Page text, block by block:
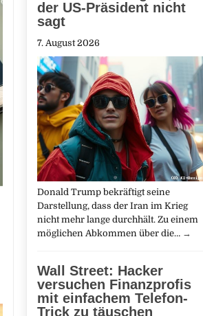
der US-Präsident nicht
sagt
7. August 2026
Donald Trump bekräftigt seine
Darstellung, dass der Iran im Krieg
nicht mehr lange durchhält. Zu einem
möglichen Abkommen über die… →
Wall Street: Hacker
versuchen Finanzprofis
mit einfachem Telefon-
Trick zu täuschen